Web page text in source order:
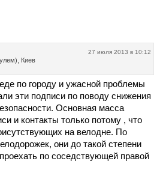
27 июля 2013 в 10:12
Киев
по городу и ужасной проблемы
эти подписи по поводу снижения
Основная масса
и контакты только потому , что
на велодне. По
они до такой степени
по соседствующей правой